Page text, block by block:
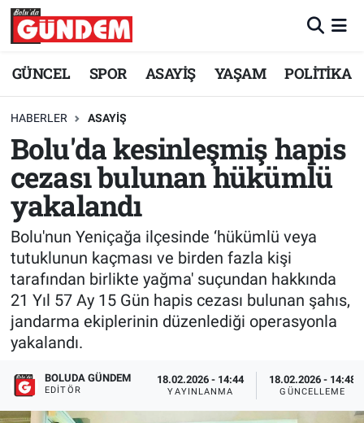
GÜNCEL SPOR ASAYİŞ YAŞAM POLİTİKA
HABERLER ASAYİŞ
Bolu'da kesinleşmiş hapis
cezası bulunan hükümlü
yakalandı
Bolu'nun Yeniçağa ilçesinde ‘hükümlü veya
tutuklunun kaçması ve birden fazla kişi
tarafından birlikte yağma' suçundan hakkında
21 Yıl 57 Ay 15 Gün hapis cezası bulunan şahıs,
jandarma ekiplerinin düzenlediği operasyonla
yakalandı.
BOLUDA GÜNDEM
EDITÖR
18.02.2026 - 14:44
YAYINLANMA
18.02.2026 - 14:48
GÜNCELLEME
Merkez Nöbetçi Eczaneler
Merkez Trafik Yoğunluk Haritası
Süper Lig Puan Durumu ve Fikstür
Tüm Manşetler
Son Dakika Haberleri
Haber Arşivi